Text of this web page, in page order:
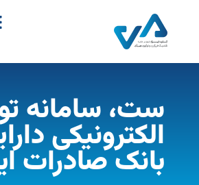
ست، سامانه
الکترونیکی
بانک صادرات